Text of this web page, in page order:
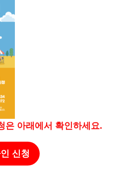
은 아래에서 확인하세요.
신청